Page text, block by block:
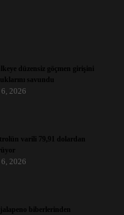
düzensiz göçmen girişini
savundu
2026
varili 79,91 dolardan
2026
jalapeno biberlerinden